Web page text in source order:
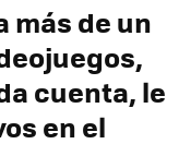
más de un
cuenta, le
en el